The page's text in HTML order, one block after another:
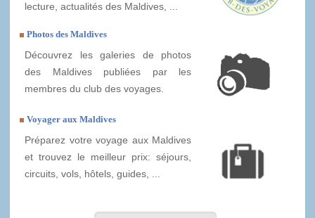
lecture, actualités des Maldives, ...
Photos des Maldives
Découvrez les galeries de photos
des Maldives publiées par les
membres du club des voyages.
Voyager aux Maldives
Préparez votre voyage aux Maldives
et trouvez le meilleur prix: séjours,
circuits, vols, hôtels, guides, ...